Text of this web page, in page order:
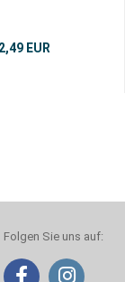
2,49 EUR
Folgen Sie uns auf: